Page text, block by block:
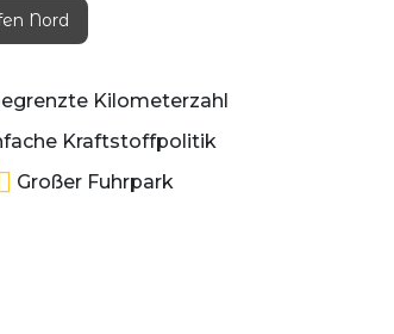
Nord
Kilometerzahl
Kraftstoffpolitik
Großer Fuhrpark